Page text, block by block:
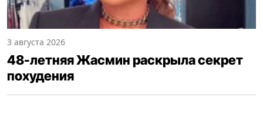
3 августа 2026
48-летняя Жасмин раскрыла секрет
похудения